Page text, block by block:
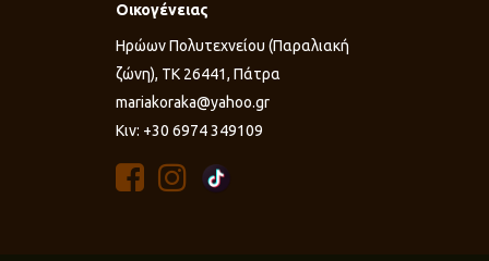
Οικογένειας
Ηρώων Πολυτεχνείου (Παραλιακή
ζώνη), ΤΚ 26441, Πάτρα
mariakoraka@yahoo.gr
Κιν: +30 6974 349109